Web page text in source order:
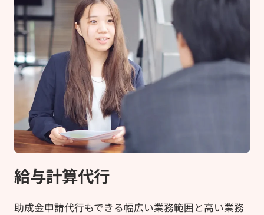
給与計算代行
助成金申請代行もできる幅広い業務範囲と高い業務